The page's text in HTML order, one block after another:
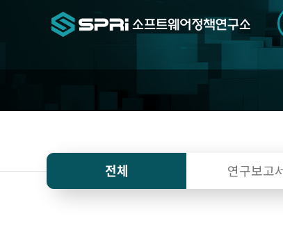
검색
기간
전체 연구보고